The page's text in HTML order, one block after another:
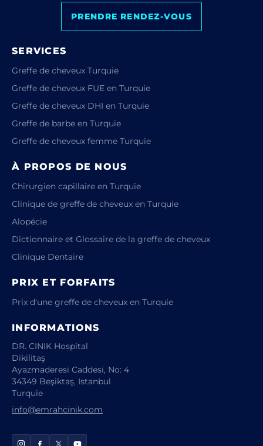
PRENDRE RENDEZ-VOUS
SERVICES
Greffe de cheveux Turquie
Greffe de cheveux FUE en Turquie
Greffe de cheveux DHI en Turquie
Greffe de barbe en Turquie
Greffe de cheveux femme Turquie
À PROPOS DE NOUS
Chirurgien capillaire en Turquie
Clinique de greffe de cheveux en Turquie
Alopécie
Dictionnaire et Glossaire de la greffe de cheveux
Clinique Dentaire
PRIX ET FORFAITS
Prix d'une greffe de cheveux en Turquie
INFORMATIONS
DR. CINIK Hospital
Dikilitaş
Ayazmaderesi Caddesi, No: 4
34349 Beşiktaş, Istanbul
Turquie
info@emrahcinik.com